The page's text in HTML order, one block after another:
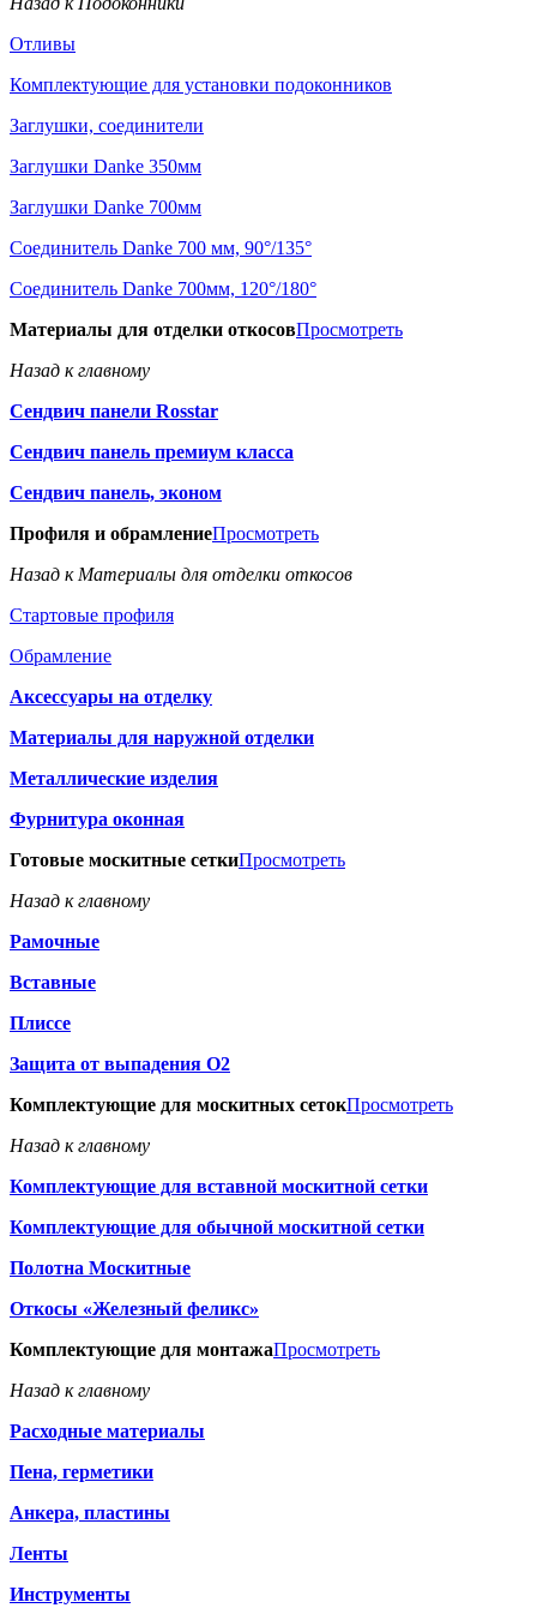
Отливы
Комплектующие для установки подоконников
Заглушки, соединители
Заглушки Danke 350мм
Заглушки Danke 700мм
Соединитель Danke 700 мм, 90°/135°
Соединитель Danke 700мм, 120°/180°
Материалы для отделки откосовПросмотреть
Назад к главному
Сендвич панели Rosstar
Сендвич панель премиум класса
Сендвич панель, эконом
Профиля и обрамлениеПросмотреть
Назад к Материалы для отделки откосов
Стартовые профиля
Обрамление
Аксессуары на отделку
Материалы для наружной отделки
Металлические изделия
Фурнитура оконная
Готовые москитные сеткиПросмотреть
Назад к главному
Рамочные
Вставные
Плиссе
Защита от выпадения О2
Комплектующие для москитных сетокПросмотреть
Назад к главному
Комплектующие для вставной москитной сетки
Комплектующие для обычной москитной сетки
Полотна Москитные
Откосы «Железный феликс»
Комплектующие для монтажаПросмотреть
Назад к главному
Расходные материалы
Пена, герметики
Анкера, пластины
Ленты
Инструменты